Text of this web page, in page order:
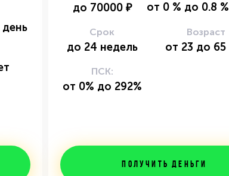
день
до 70000 ₽ от 0 % до 0.8 %
Срок
до 24 недель
Возраст
от 23 до 65
ПСК:
от 0% до 292%
Получить деньги